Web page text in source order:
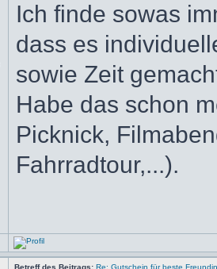
Ich finde sowas
dass es
sowie Zeit
Habe das schon
Picknick,
Fahrradtour,...).
Betreff des Beitrags: Re: Gutschein für beste Freundin